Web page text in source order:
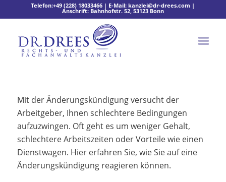
Telefon:+49 (228) 18033466 | E-Mail:kanzlei@dr-drees.com |
Anschrift: Bahnhofstr. 52, 53123 Bonn
Mit der Änderungskündigung versucht der
Arbeitgeber, Ihnen schlechtere Bedingungen
aufzuzwingen. Oft geht es um weniger Gehalt,
schlechtere Arbeitszeiten oder Vorteile wie einen
Dienstwagen. Hier erfahren Sie, wie Sie auf eine
Änderungskündigung reagieren können.